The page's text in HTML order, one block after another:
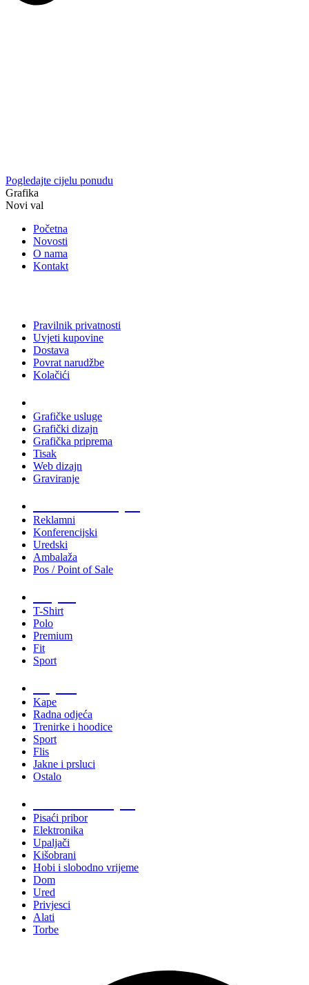
Pogledajte cijelu ponudu
Grafika
Novi val
Početna
Novosti
O nama
Kontakt
Pravilnik privatnosti
Uvjeti kupovine
Dostava
Povrat narudžbe
Kolačići
Grafičke usluge
Grafički dizajn
Grafička priprema
Tisak
Web dizajn
Graviranje
Reklamni
Konferencijski
Uredski
Ambalaža
Pos / Point of Sale
T-Shirt
Polo
Premium
Fit
Sport
Kape
Radna odjeća
Trenirke i hoodice
Sport
Flis
Jakne i prsluci
Ostalo
Pisaći pribor
Elektronika
Upaljači
Kišobrani
Hobi i slobodno vrijeme
Dom
Ured
Privjesci
Alati
Torbe